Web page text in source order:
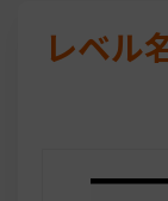
レベル